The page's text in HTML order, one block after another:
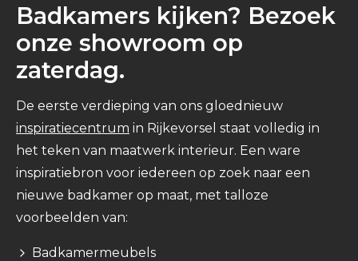
Badkamers kijken? Bezoek
onze showroom op
zaterdag.
De eerste verdieping van ons gloednieuw
inspiratiecentrum in Rijkevorsel staat volledig in
het teken van maatwerk interieur. Een ware
inspiratiebron voor iedereen op zoek naar een
nieuwe badkamer op maat, met talloze
voorbeelden van:
Badkamermeubels